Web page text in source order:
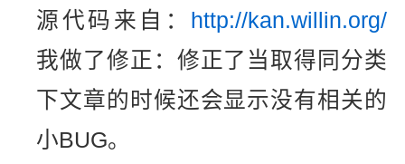
源代码来自： http://kan.willin.org/
我做了修正：修正了当取得同分类
下文章的时候还会显示没有相关的
小BUG。